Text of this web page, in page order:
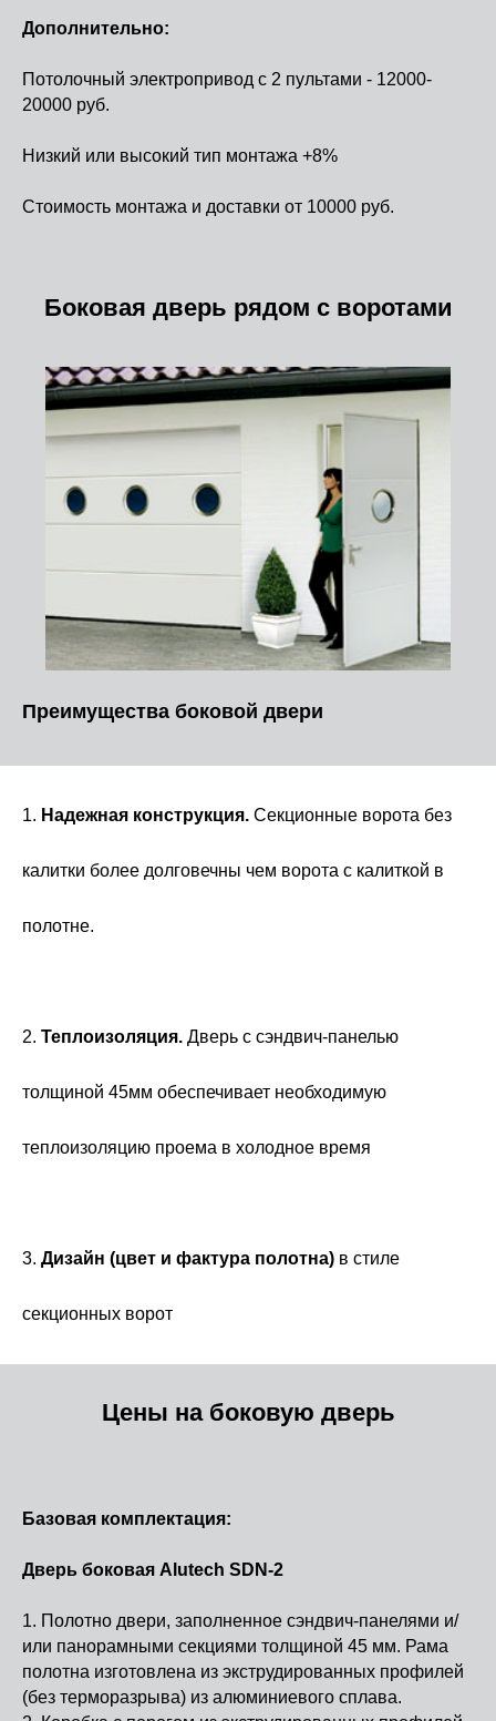
Дополнительно:​
Потолочный электропривод с 2 пультами - 12000-
20000 руб.
Низкий или высокий тип монтажа +8%
Стоимость монтажа и доставки от 10000 руб.
Боковая дверь рядом с воротами
Преимущества боковой двери
1. Надежная конструкция. Секционные ворота без
калитки более долговечны чем ворота с калиткой в
полотне.
2. Теплоизоляция. Дверь с сэндвич-панелью
толщиной 45мм обеспечивает необходимую
теплоизоляцию проема в холодное время
3. Дизайн (цвет и фактура полотна) в стиле
секционных ворот
Цены на боковую дверь
Базовая комплектация:
Дверь боковая Alutech SDN-2
1. Полотно двери, заполненное сэндвич-панелями и/
или панорамными секциями толщиной 45 мм. Рама
полотна изготовлена из экструдированных профилей
(без терморазрыва) из алюминиевого сплава.